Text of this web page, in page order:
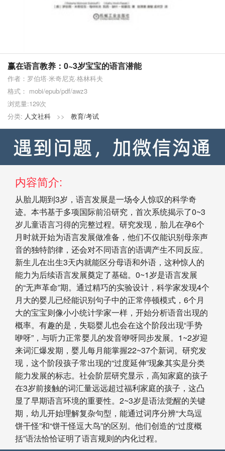
赢在语言教养：0~3岁宝宝的语言潜能
作者：罗伯塔·米奇尼克·格林科夫
格式： mobi/epub/pdf/awz3
浏览量:129次
分类: 人文社科 >> 教育/考试
内容简介:
从胎儿期到3岁，语言发展是一场令人惊叹的科学奇
迹。本书基于多项国际前沿研究，首次系统揭示了0~3
岁儿童语言习得的完整过程。研究发现，胎儿在孕6个
月时就开始为语言发展做准备，他们不仅能识别母亲声
音的独特韵律，还会对不同语言的语调产生不同反应。
新生儿在出生3天内就能区分母语和外语，这种惊人的
能力为后续语言发展奠定了基础。0~1岁是语言发展
的“无声革命”期。通过精巧的实验设计，科学家发现4个
月大的婴儿已经能识别句子中的正常停顿模式，6个月
大的宝宝则像小小统计学家一样，开始分析语音出现的
概率。有趣的是，失聪婴儿也会在这个阶段出现“手势
咿呀”，与听力正常婴儿的发音咿呀同步发展。1~2岁迎
来词汇爆发期，婴儿每月能掌握22~37个新词。研究发
现，这个阶段孩子常出现的“过度延伸”现象其实是分类
能力发展的标志。社会阶层研究显示，高知家庭的孩子
在3岁前接触的词汇量远远超过福利家庭的孩子，这凸
显了早期语言环境的重要性。2~3岁是语法觉醒的关键
期，幼儿开始理解复杂句型，能通过词序分辨“大鸟逗
饼干怪”和“饼干怪逗大鸟”的区别。他们创造的“过度概
括”语法恰恰证明了语言规则的内化过程。